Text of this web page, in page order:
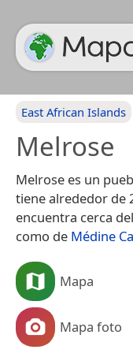
East African Islands
Melrose
Melrose es un
tiene alrededor de
encuentra cerca
como de Médine
Mapa
Mapa foto